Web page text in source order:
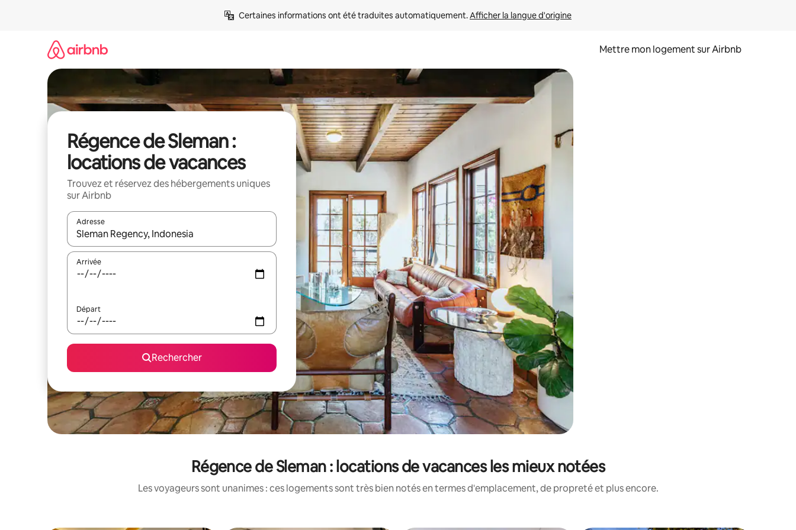
Certaines informations ont été traduites automatiquement. Afficher la langue d'origine
Mettre mon logement sur Airbnb
Régence de Sleman :
locations de vacances
Trouvez et réservez des hébergements uniques
sur Airbnb
Adresse
Lorsque les résultats s'affichent, utilisez les flèches vers le haut et vers le bas pour les parcourir ou en appuyant et en faisant glisser.
Arrivée
Départ
Rechercher
Régence de Sleman : locations de vacances les mieux notées
Les voyageurs sont unanimes : ces logements sont très bien notés en termes d'emplacement, de propreté et plus encore.